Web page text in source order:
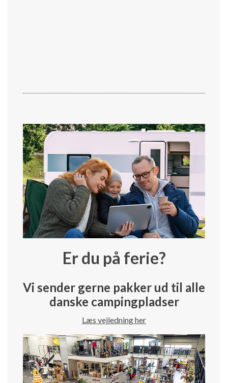
Er du på ferie?
Vi sender gerne pakker ud til alle
danske campingpladser
Læs vejledning her